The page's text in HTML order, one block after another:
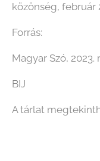
közönség, február
Forrás:
Magyar Szó, 2023.
BIJ
A tárlat